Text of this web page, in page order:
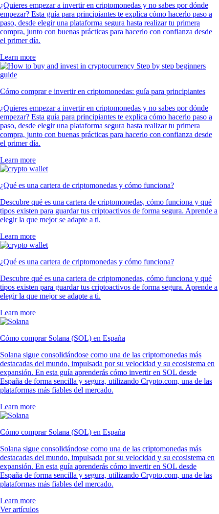
¿Quieres empezar a invertir en criptomonedas y no sabes por dónde
empezar? Esta guía para principiantes te explica cómo hacerlo paso a
paso, desde elegir una plataforma segura hasta realizar tu primera
compra, junto con buenas prácticas para hacerlo con confianza desde
el primer día.
Learn more
Cómo comprar e invertir en criptomonedas: guía para principiantes
¿Quieres empezar a invertir en criptomonedas y no sabes por dónde
empezar? Esta guía para principiantes te explica cómo hacerlo paso a
paso, desde elegir una plataforma segura hasta realizar tu primera
compra, junto con buenas prácticas para hacerlo con confianza desde
el primer día.
Learn more
¿Qué es una cartera de criptomonedas y cómo funciona?
Descubre qué es una cartera de criptomonedas, cómo funciona y qué
tipos existen para guardar tus criptoactivos de forma segura. Aprende a
elegir la que mejor se adapte a ti.
Learn more
¿Qué es una cartera de criptomonedas y cómo funciona?
Descubre qué es una cartera de criptomonedas, cómo funciona y qué
tipos existen para guardar tus criptoactivos de forma segura. Aprende a
elegir la que mejor se adapte a ti.
Learn more
Cómo comprar Solana (SOL) en España
Solana sigue consolidándose como una de las criptomonedas más
destacadas del mundo, impulsada por su velocidad y su ecosistema en
expansión. En esta guía aprenderás cómo invertir en SOL desde
España de forma sencilla y segura, utilizando Crypto.com, una de las
plataformas más fiables del mercado.
Learn more
Cómo comprar Solana (SOL) en España
Solana sigue consolidándose como una de las criptomonedas más
destacadas del mundo, impulsada por su velocidad y su ecosistema en
expansión. En esta guía aprenderás cómo invertir en SOL desde
España de forma sencilla y segura, utilizando Crypto.com, una de las
plataformas más fiables del mercado.
Learn more
Ver artículos